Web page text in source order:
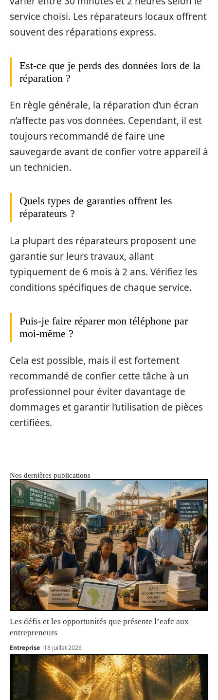
service choisi. Les réparateurs locaux offrent
souvent des réparations express.
Est-ce que je perds des données lors de la
réparation ?
En règle générale, la réparation d’un écran
n’affecte pas vos données. Cependant, il est
toujours recommandé de faire une
sauvegarde avant de confier votre appareil à
un technicien.
Quels types de garanties offrent les
réparateurs ?
La plupart des réparateurs proposent une
garantie sur leurs travaux, allant
typiquement de 6 mois à 2 ans. Vérifiez les
conditions spécifiques de chaque service.
Puis-je faire réparer mon téléphone par
moi-même ?
Cela est possible, mais il est fortement
recommandé de confier cette tâche à un
professionnel pour éviter davantage de
dommages et garantir l’utilisation de pièces
certifiées.
Nos dernières publications
Les défis et les opportunités que présente l’eafc aux
entrepreneurs
Entreprise 18 juillet 2026